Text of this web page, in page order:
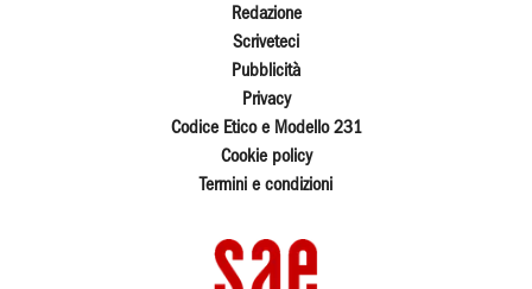
Redazione
Scriveteci
Pubblicità
Privacy
Codice Etico e Modello 231
Cookie policy
Termini e condizioni